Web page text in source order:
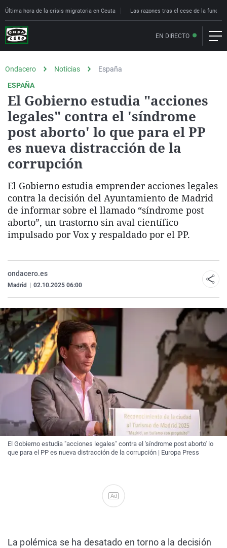
Última hora de la crisis migratoria en Ceuta Las razones tras el cese de la
EN DIRECTO
Ondacero Noticias
España
ESPAÑA
El Gobierno estudia "acciones
legales" contra el 'síndrome
post aborto' lo que para el PP
es nueva distracción de la
corrupción
El Gobierno estudia emprender acciones legales
contra la decisión del Ayuntamiento de Madrid
de informar sobre el llamado “síndrome post
aborto”, un trastorno sin aval científico
impulsado por Vox y respaldado por el PP.
ondacero.es
Madrid 02.10.2025 06:00
El Gobierno estudia "acciones legales" contra el 'síndrome post aborto' lo
que para el PP es nueva distracción de la corrupción | Europa Press
Ad
La polémica se ha desatado en torno a la decisión